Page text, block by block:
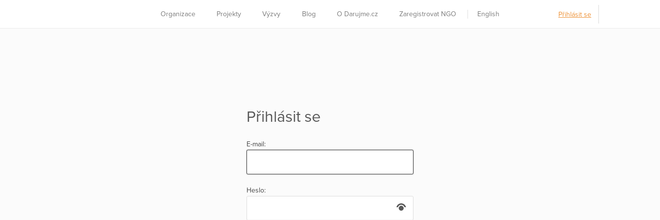
Organizace Projekty Výzvy Blog O Darujme.cz Zaregistrovat NGO English Přihlásit se
Přihlásit se
E-mail:
Heslo: